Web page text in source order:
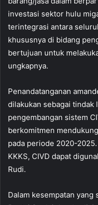
investasi sektor hulu
terintegrasi antara
khususnya di bidang
bertujuan untuk
ungkapnya.
Penandatanganan
dilakukan sebagai tindak
pengembangan sistem
berkomitmen
pada periode 2020-
KKKS, CIVD dapat
Rudi.
Dalam kesempatan yang